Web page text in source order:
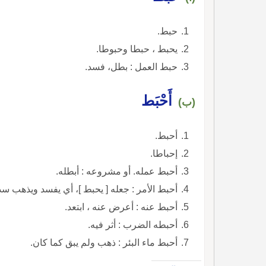
حبط.
يحبط ، حبطا وحبوطا.
حبط العمل : بطل، فسد.
(ب) أَحْبَط
أحبط.
إحباطا.
أحبط عمله. أو مشروعه : أبطله.
أحبط الأمر : جعله [ يحبط ]، أي يفسد ويذهب
أحبط عنه : أعرض عنه ، ابتعد.
أحبطه الضرب : أثر فيه.
أحبط ماء البئر : ذهب ولم يبق كما كان.